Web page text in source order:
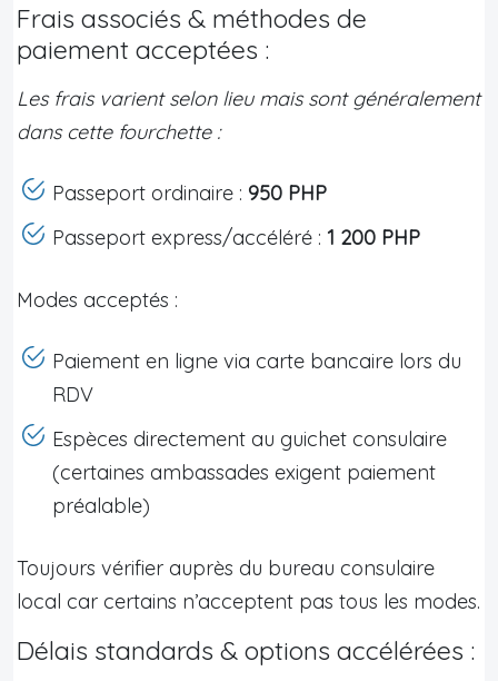
Frais associés & méthodes de
paiement acceptées :
Les frais varient selon lieu mais sont généralement
dans cette fourchette :
Passeport ordinaire : 950 PHP
Passeport express/accéléré : 1 200 PHP
Modes acceptés :
Paiement en ligne via carte bancaire lors du
RDV
Espèces directement au guichet consulaire
(certaines ambassades exigent paiement
préalable)
Toujours vérifier auprès du bureau consulaire
local car certains n’acceptent pas tous les modes.
Délais standards & options accélérées :